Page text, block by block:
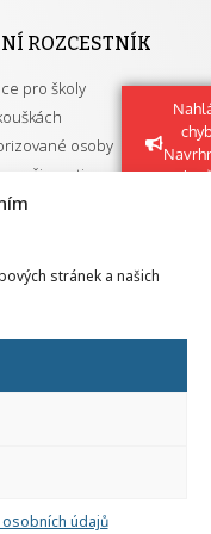
stránek a našich
údajů
ROZCESTNÍK
pro školy
osoby
a živnosti
pedagogický institut ČR
náměstí 25
1
| 2026